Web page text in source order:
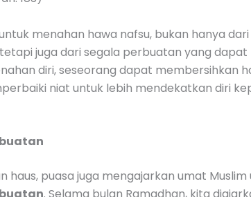
menahan hawa nafsu, bukan hanya dari
juga dari segala perbuatan yang dapat
diri, seseorang dapat membersihkan
niat untuk lebih mendekatkan diri
haus, puasa juga mengajarkan umat Muslim